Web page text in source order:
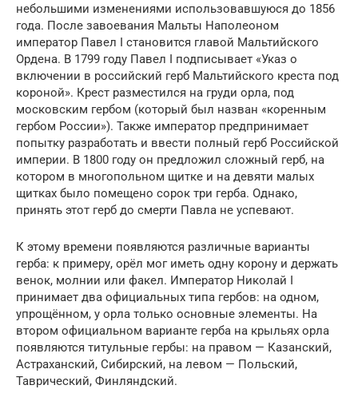
небольшими изменениями использовавшуюся до 1856
года. После завоевания Мальты Наполеоном
император Павел I становится главой Мальтийского
Ордена. В 1799 году Павел I подписывает «Указ о
включении в российский герб Мальтийского креста под
короной». Крест разместился на груди орла, под
московским гербом (который был назван «коренным
гербом России»). Также император предпринимает
попытку разработать и ввести полный герб Российской
империи. В 1800 году он предложил сложный герб, на
котором в многопольном щитке и на девяти малых
щитках было помещено сорок три герба. Однако,
принять этот герб до смерти Павла не успевают.
К этому времени появляются различные варианты
герба: к примеру, орёл мог иметь одну корону и держать
венок, молнии или факел. Император Николай I
принимает два официальных типа гербов: на одном,
упрощённом, у орла только основные элементы. На
втором официальном варианте герба на крыльях орла
появляются титульные гербы: на правом — Казанский,
Астраханский, Сибирский, на левом — Польский,
Таврический, Финляндский.